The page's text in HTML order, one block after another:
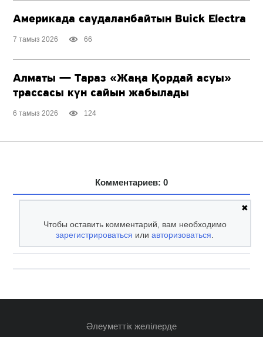
Америкада саудаланбайтын Buick Electra
7 тамыз 2026 66
Алматы — Тараз «Жаңа Қордай асуы»
трассасы күн сайын жабылады
6 тамыз 2026 124
Комментариев: 0
✖
Чтобы оставить комментарий, вам необходимо
зарегистрироваться илиавторизоваться.
Әлеуметтік желілерде